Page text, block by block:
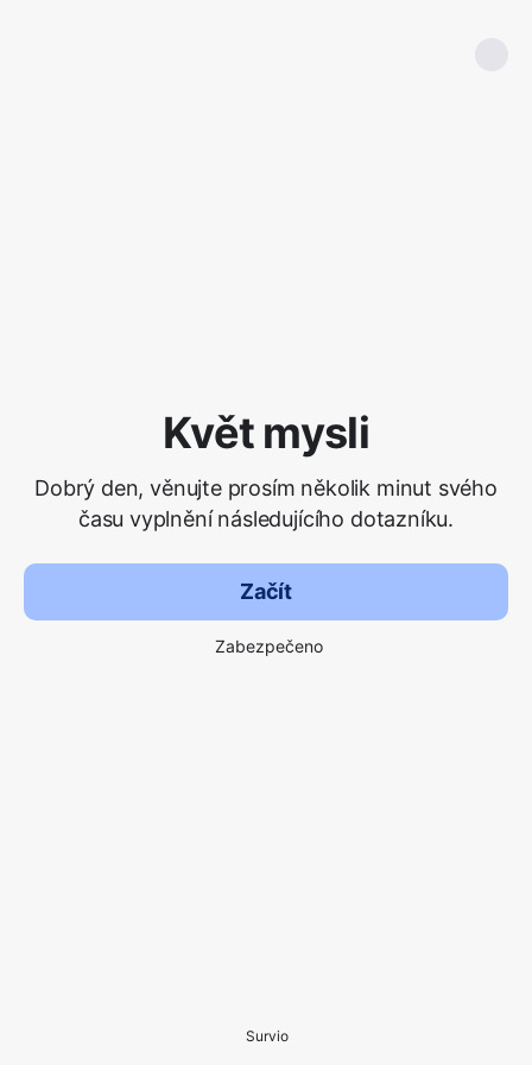
Květ mysli
Dobrý den, věnujte prosím několik minut svého
času vyplnění následujícího dotazníku.
Začít
Zabezpečeno
Survio